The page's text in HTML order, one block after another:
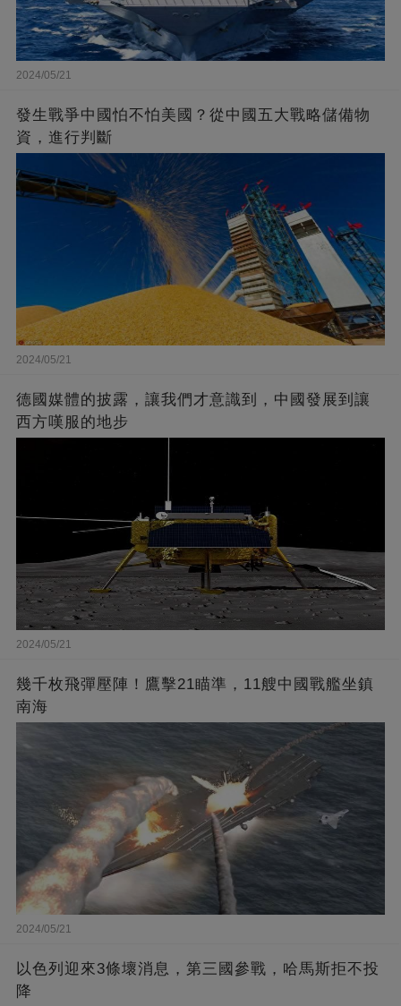
2024/05/21
發生戰爭中國怕不怕美國？從中國五大戰略儲備物
資，進行判斷
2024/05/21
德國媒體的披露，讓我們才意識到，中國發展到讓
西方嘆服的地步
2024/05/21
幾千枚飛彈壓陣！鷹擊21瞄準，11艘中國戰艦坐鎮
南海
2024/05/21
以色列迎來3條壞消息，第三國參戰，哈馬斯拒不投
降